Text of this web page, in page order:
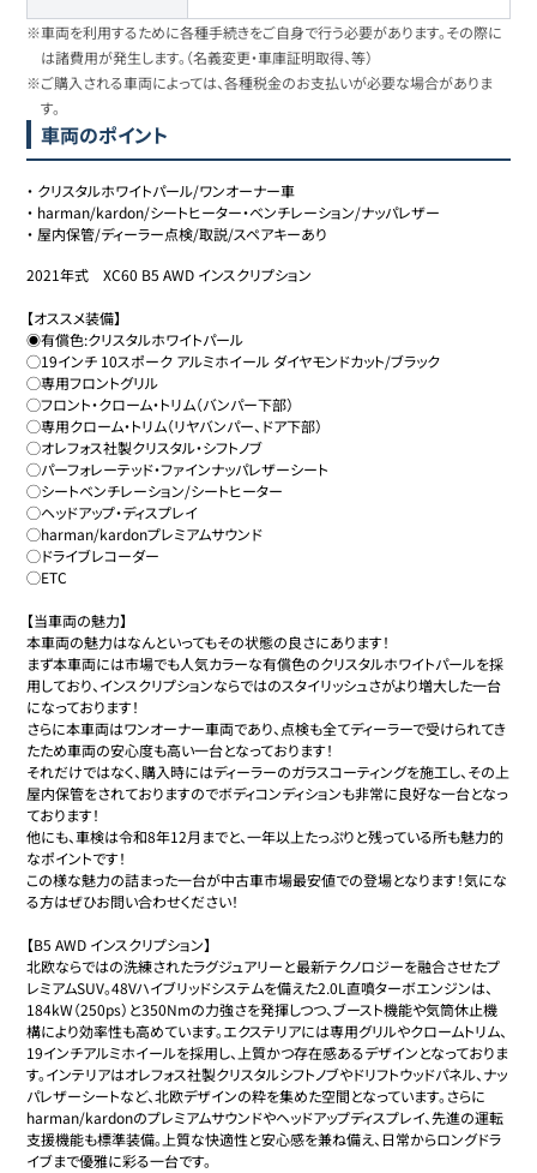
※車両を利用するために各種手続きをご自身で行う必要があります。その際に
は諸費用が発生します。（名義変更・車庫証明取得、等）
※ご購入される車両によっては、各種税金のお支払いが必要な場合がありま
す。
車両のポイント
・ クリスタルホワイトパール/ワンオーナー車
・ harman/kardon/シートヒーター・ベンチレーション/ナッパレザー
・ 屋内保管/ディーラー点検/取説/スペアキーあり
2021年式　XC60 B5 AWD インスクリプション
【オススメ装備】
◉有償色:クリスタルホワイトパール
◯19インチ 10スポーク アルミホイール ダイヤモンドカット/ブラック
◯専用フロントグリル
◯フロント・クローム・トリム（バンパー下部）
◯専用クローム・トリム（リヤバンパー、ドア下部）
◯オレフォス社製クリスタル・シフトノブ
◯パーフォレーテッド・ファインナッパレザーシート
◯シートベンチレーション/シートヒーター
◯ヘッドアップ・ディスプレイ
◯harman/kardonプレミアムサウンド
◯ドライブレコーダー
◯ETC
【当車両の魅力】
本車両の魅力はなんといってもその状態の良さにあります！
まず本車両には市場でも人気カラーな有償色のクリスタルホワイトパールを採
用しており、インスクリプションならではのスタイリッシュさがより増大した一台
になっております！
さらに本車両はワンオーナー車両であり、点検も全てディーラーで受けられてき
たため車両の安心度も高い一台となっております！
それだけではなく、購入時にはディーラーのガラスコーティングを施工し、その上
屋内保管をされておりますのでボディコンディションも非常に良好な一台となっ
ております！
他にも、車検は令和8年12月までと、一年以上たっぷりと残っている所も魅力的
なポイントです！
この様な魅力の詰まった一台が中古車市場最安値での登場となります！気にな
る方はぜひお問い合わせください！
【B5 AWD インスクリプション】
北欧ならではの洗練されたラグジュアリーと最新テクノロジーを融合させたプ
レミアムSUV。48Vハイブリッドシステムを備えた2.0L直噴ターボエンジンは、
184kW（250ps）と350Nmの力強さを発揮しつつ、ブースト機能や気筒休止機
構により効率性も高めています。エクステリアには専用グリルやクロームトリム、
19インチアルミホイールを採用し、上質かつ存在感あるデザインとなっておりま
す。インテリアはオレフォス社製クリスタルシフトノブやドリフトウッドパネル、ナッ
パレザーシートなど、北欧デザインの粋を集めた空間となっています。さらに
harman/kardonのプレミアムサウンドやヘッドアップディスプレイ、先進の運転
支援機能も標準装備。上質な快適性と安心感を兼ね備え、日常からロングドラ
イブまで優雅に彩る一台です。